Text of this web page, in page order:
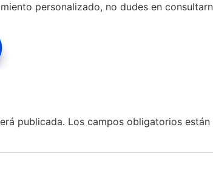
personalizado, no dudes en
publicada. Los campos obligatorios